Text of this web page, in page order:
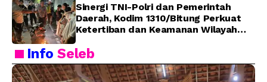
Sinergi TNI-Polri dan Pemerintah
Daerah, Kodim 1310/Bitung Perkuat
Ketertiban dan Keamanan Wilayah
InfoSeleb